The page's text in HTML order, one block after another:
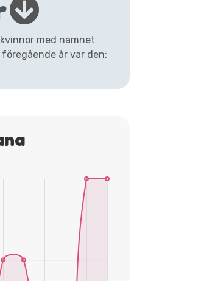
med namnet
år var den: